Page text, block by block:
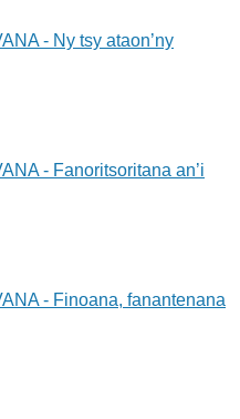
- Ny tsy ataon’ny
- Fanoritsoritana an’i
- Finoana, fanantenana